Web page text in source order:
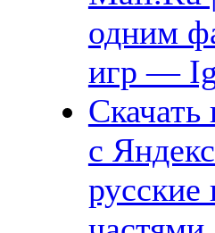
одним
игр —
с